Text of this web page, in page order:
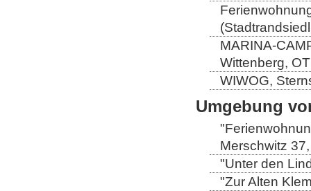
MARINA-
Wittenberg,
WIWOG,
Umgebung
Merschwitz
"Unter den
"Zur Alten